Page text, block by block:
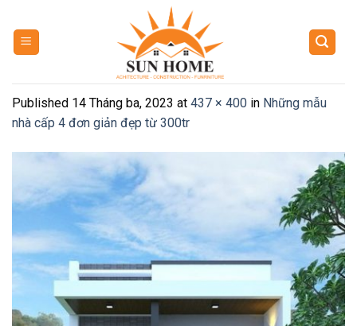
content
Published 14 Tháng ba, 2023 at 437 × 400 in Những mẫu
nhà cấp 4 đơn giản đẹp từ 300tr